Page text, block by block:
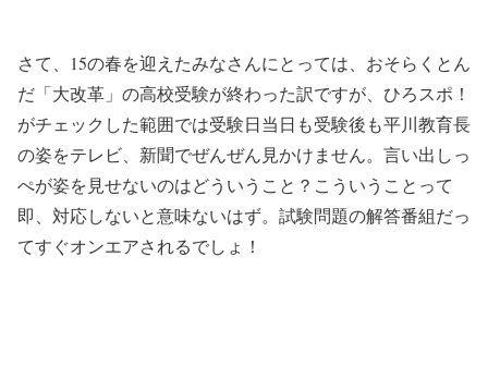
さて、15の春を迎えたみなさんにとっては、おそらくとん
だ「大改革」の高校受験が終わった訳ですが、ひろスポ！
がチェックした範囲では受験日当日も受験後も平川教育長
の姿をテレビ、新聞でぜんぜん見かけません。言い出しっ
ぺが姿を見せないのはどういうこと？こういうことって
即、対応しないと意味ないはず。試験問題の解答番組だっ
てすぐオンエアされるでしょ！